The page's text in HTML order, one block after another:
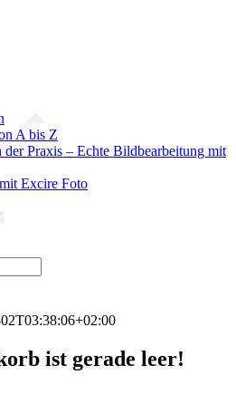
A bis Z
Praxis – Echte Bildbearbeitung mit
Excire Foto
ist gerade leer!